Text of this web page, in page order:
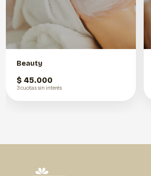
Beauty
$ 45.000
3 cuotas sin interés